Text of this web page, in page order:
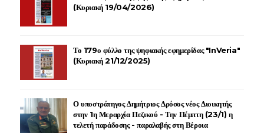
(Κυριακή 19/04/2026)
Το 179ο φύλλο της ψηφιακής εφημερίδας "InVeria"
(Κυριακή 21/12/2025)
Ο υποστράτηγος Δημήτριος Δρόσος νέος Διοικητής
στην 1η Μεραρχία Πεζικού - Την Πέμπτη (23/1) η
τελετή παράδοσης - παραλαβής στη Βέροια